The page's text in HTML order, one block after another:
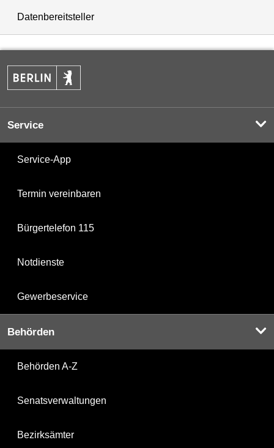
Datenbereitsteller
Service
Service-App
Termin vereinbaren
Bürgertelefon 115
Notdienste
Gewerbeservice
Behörden
Behörden A-Z
Senatsverwaltungen
Bezirksämter